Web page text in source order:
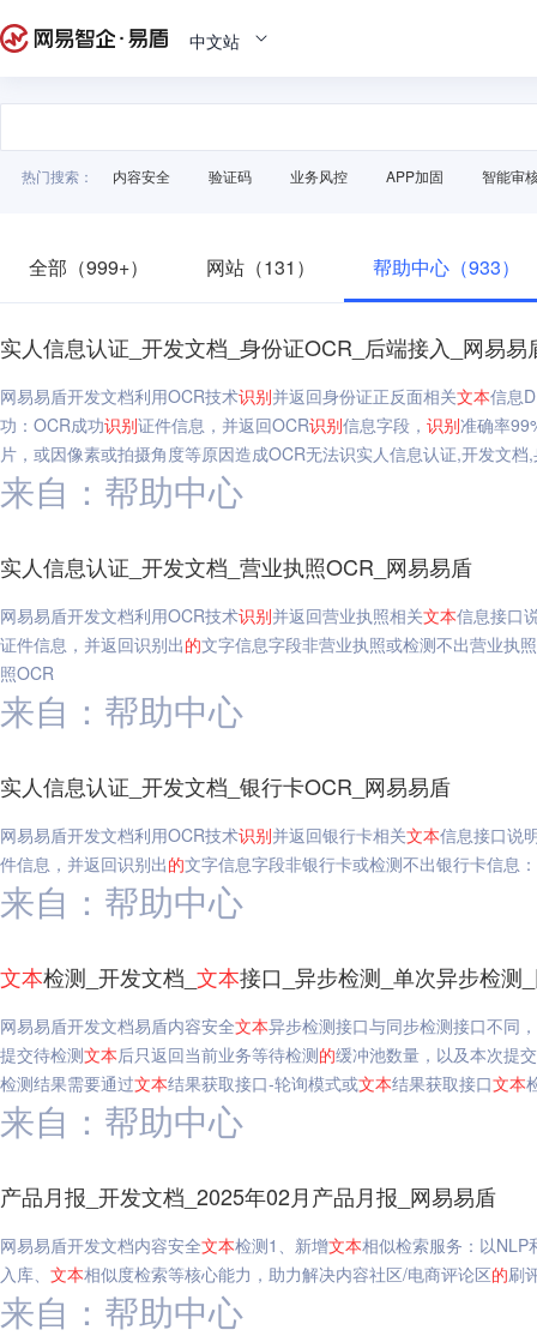
中文站
热门搜索： 内容安全 验证码 业务风控 APP加固 智能审
全部（999+） 网站（131） 帮助中心（933）
实人信息认证_开发文档_身份证OCR_后端接入_网易易
网易易盾开发文档利用OCR技术识别并返回身份证正反面相关文本信息
功：OCR成功识别证件信息，并返回OCR识别信息字段， 识别准确率
片，或因像素或拍摄角度等原因造成OCR无法识实人信息认证,开发文档
来自：帮助中心
实人信息认证_开发文档_营业执照OCR_网易易盾
网易易盾开发文档利用OCR技术识别并返回营业执照相关文本信息接口
证件信息，并返回识别出的文字信息字段非营业执照或检测不出营业执
照OCR
来自：帮助中心
实人信息认证_开发文档_银行卡OCR_网易易盾
网易易盾开发文档利用OCR技术识别并返回银行卡相关文本信息接口说
件信息，并返回识别出的文字信息字段非银行卡或检测不出银行卡信息
来自：帮助中心
文本检测_开发文档_ 文本接口_异步检测_单次异步检测
网易易盾开发文档易盾内容安全文本异步检测接口与同步检测接口不同
提交待检测文本后只返回当前业务等待检测的缓冲池数量，以及本次提
检测结果需要通过文本结果获取接口-轮询模式或文本结果获取接口文本
来自：帮助中心
产品月报_开发文档_2025年02月产品月报_网易易盾
网易易盾开发文档内容安全文本检测1、新增文本相似检索服务：以NLP
入库、 文本相似度检索等核心能力，助力解决内容社区/电商评论区的刷
来自：帮助中心